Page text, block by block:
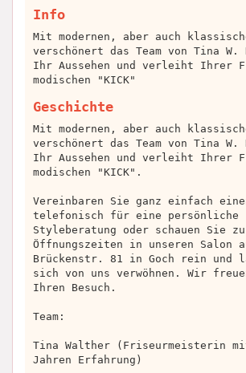
Info
Mit modernen, aber auch
verschönert das Team von Tina
Ihr Aussehen und verleiht Ihrer
modischen "KICK"
Geschichte
Mit modernen, aber auch
verschönert das Team von Tina
Ihr Aussehen und verleiht Ihrer
modischen "KICK".
Vereinbaren Sie ganz einfach
telefonisch für eine persönliche
Styleberatung oder schauen Sie
Öffnungszeiten in unseren Salon
Brückenstr. 81 in Goch rein und
sich von uns verwöhnen. Wir
Ihren Besuch.
Team:
Tina Walther (Friseurmeisterin
Jahren Erfahrung)